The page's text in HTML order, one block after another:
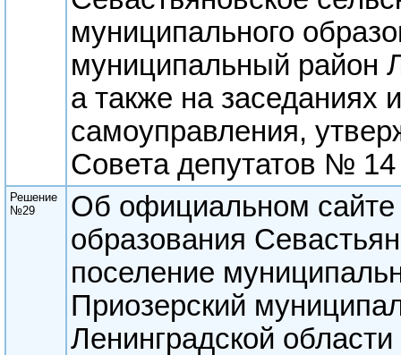
муниципального
муниципальный район
а также на заседаниях
самоуправления,
Совета депутатов № 14
Решение
№29
Об официальном сайте
образования
поселение
Приозерский
Ленинградской